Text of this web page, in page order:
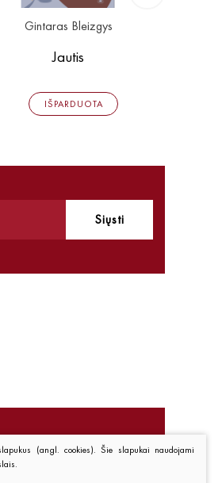
Gintaras Bleizgys
Jautis
IŠPARDUOTA
Siųsti
(angl. cookies). Šie slapukai naudojami